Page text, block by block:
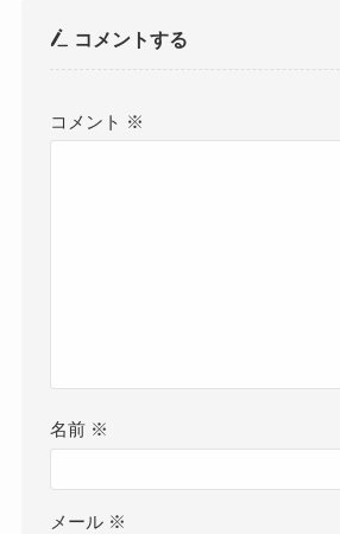
コメントする
コメント ※
名前 ※
メール ※